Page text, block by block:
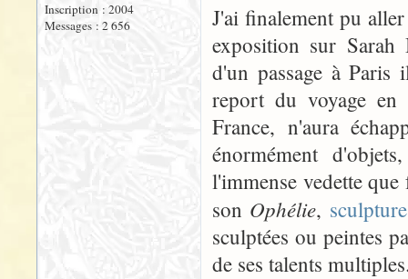
Inscription : 2004
Messages : 2 656
J'ai finalement pu
exposition sur Sarah
d'un passage à Paris
report du voyage
France, n'aura
énormément
l'immense vedette
son Ophélie, sculpture
sculptées ou peintes
de ses talents